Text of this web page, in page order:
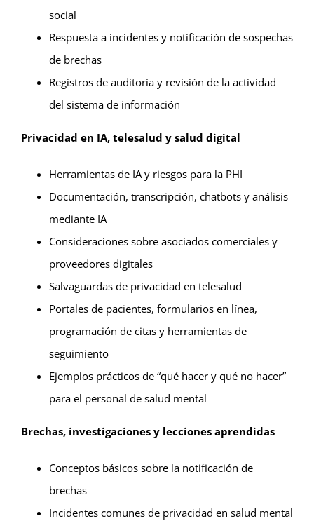
social
Respuesta a incidentes y notificación de sospechas
de brechas
Registros de auditoría y revisión de la actividad
del sistema de información
Privacidad en IA, telesalud y salud digital
Herramientas de IA y riesgos para la PHI
Documentación, transcripción, chatbots y análisis
mediante IA
Consideraciones sobre asociados comerciales y
proveedores digitales
Salvaguardas de privacidad en telesalud
Portales de pacientes, formularios en línea,
programación de citas y herramientas de
seguimiento
Ejemplos prácticos de “qué hacer y qué no hacer”
para el personal de salud mental
Brechas, investigaciones y lecciones aprendidas
Conceptos básicos sobre la notificación de
brechas
Incidentes comunes de privacidad en salud mental